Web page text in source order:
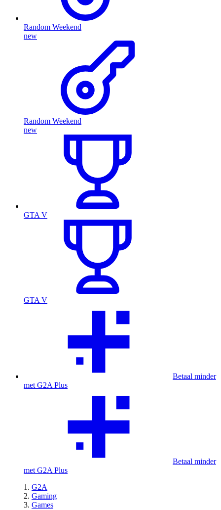
Random Weekend
new
Random Weekend
new
GTA V
GTA V
Betaal minder
met G2A Plus
Betaal minder
met G2A Plus
G2A
Gaming
Games